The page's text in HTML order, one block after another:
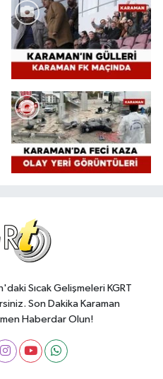
Sıcak Gelişmeleri KGRT
Son Dakika Karaman
Haberdar Olun!